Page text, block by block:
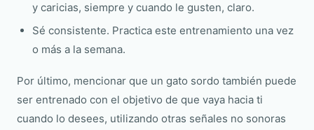
y caricias, siempre y cuando le gusten, claro.
Sé consistente. Practica este entrenamiento una vez
o más a la semana.
Por último, mencionar que un gato sordo también puede
ser entrenado con el objetivo de que vaya hacia ti
cuando lo desees, utilizando otras señales no sonoras